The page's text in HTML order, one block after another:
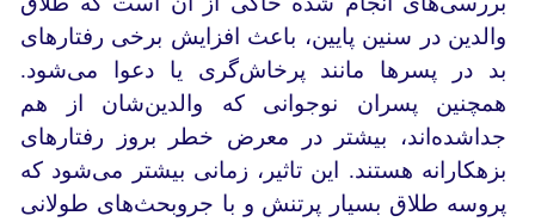
والدین در سنین پایین، باعث افزایش برخی رفتارهای
بد در پسرها مانند پرخاش‌گری یا دعوا می‌شود.
همچنین پسران نوجوانی که والدین‌شان از هم
جداشده‌اند، بیشتر در معرض خطر بروز رفتارهای
بزهکارانه هستند. این تاثیر، زمانی بیشتر می‌شود که
پروسه طلاق بسیار پرتنش و با جروبحث‌های طولانی